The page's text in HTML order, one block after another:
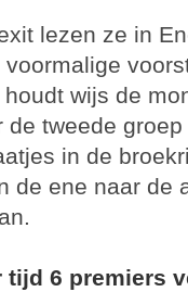
lezen ze in
wijs de
tweede
in de
de ene naar de
tijd 6 premiers